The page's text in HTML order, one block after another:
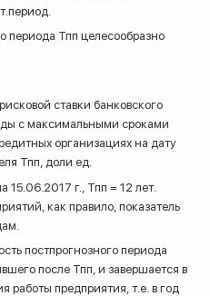
периода Тпп целесообразно
ставки банковского
с максимальными сроками
организациях на дату
Тпп, доли ед.
г., Тпп = 12 лет.
как правило, показатель
постпрогнозного периода
после Тпп, и завершается в
работы предприятия, т.е. в год